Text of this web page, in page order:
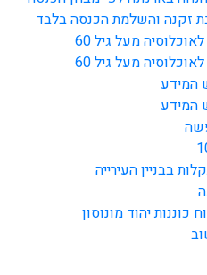
מעל גיל 60
מעל גיל 60
המידע
המידע
בבניין העירייה
יהוד מונוסון